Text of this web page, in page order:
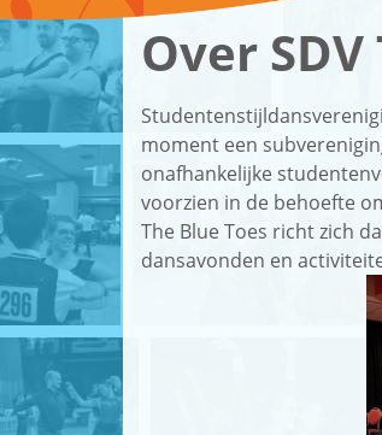
Word
lid!
Workshops
&
demonstraties
Contact
English
Login
Over
moment een
onafhankelijke
voorzien in de behoefte
The Blue Toes richt zich
dansavonden en